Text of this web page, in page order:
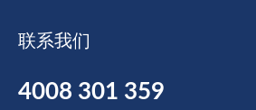
联系我们
4008 301 359